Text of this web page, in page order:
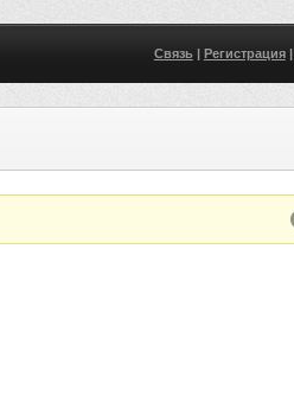
Связь| Регистрация|